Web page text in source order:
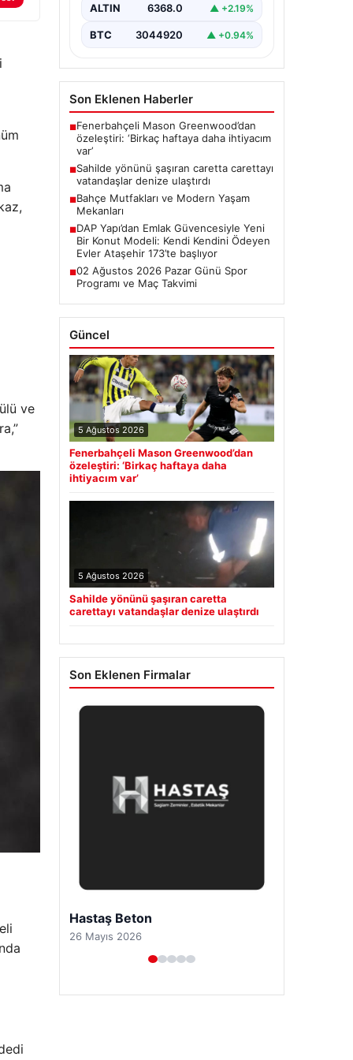
ve
ALTIN 6368.0 ▲ +2.19%
BTC 3044920 ▲ +0.94%
Son Eklenen Haberler
■Fenerbahçeli Mason Greenwood’dan
özeleştiri: ‘Birkaç haftaya daha ihtiyacım
var’
■Sahilde yönünü şaşıran caretta carettayı
vatandaşlar denize ulaştırdı
■Bahçe Mutfakları ve Modern Yaşam
Mekanları
■DAP Yapı’dan Emlak Güvencesiyle Yeni
Bir Konut Modeli: Kendi Kendini Ödeyen
Evler Ataşehir 173’te başlıyor
■02 Ağustos 2026 Pazar Günü Spor
Programı ve Maç Takvimi
Güncel
5 Ağustos 2026
Fenerbahçeli Mason Greenwood’dan
özeleştiri: ‘Birkaç haftaya daha
ihtiyacım var’
5 Ağustos 2026
Sahilde yönünü şaşıran caretta
carettayı vatandaşlar denize ulaştırdı
Son Eklenen Firmalar
Prenses Night Club
29 Nisan 2026